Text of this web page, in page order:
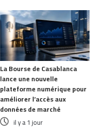
La Bourse de Casablanca
lance une nouvelle
plateforme numérique pour
améliorer l’accès aux
données de marché
il y a 1 jour